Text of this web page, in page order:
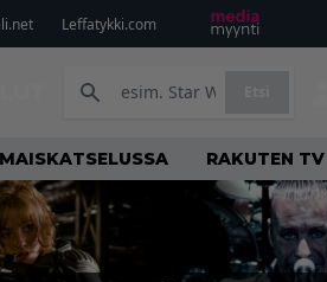
Leffatykki.com
RAKUTEN TV